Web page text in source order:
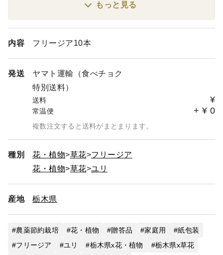
ここ最近、注文していない商品が届いたといった連絡が増
えておりますのでご協力ください。
また、再配達が無いようにお届け先の方に荷物が届く旨を
お伝えください。
（ご不在で運送会社より連絡がくることがあります）
【商品について】
F・F・HIRAIDEではすべてのユリさんを発送前に検品を
し、傷や花折れがないかの確認をしております。ユリさん
は蕾が多いこと、大きいことから輸送中の事故発生がゼロ
ではありません。これはおかしいと感じた際には、上記の
『食べチョク品質保証について』より食べチョク事務局を
通してご連絡をお願いいたします。しっかりとした対応を
させていただきますのでご安心ください。投稿欄での書き
込みでは見落としてしまうこともありますのでご協力お願
いいたします。
【時間指定と着日について】
もっと見る
内容 フリージア10本
発送
ヤマト運輸（食べチョク
特別送料）
送料 ¥
常温便 + ¥ 0
複数注文すると送料がまとまります。
種別 花・植物 草花
フリージア
花・植物
草花 ユリ
産地 栃木県
農薬節約栽培 花・植物 贈答品 家庭用
紙包装
フリージア
ユリ 栃木県x花・植物 栃木県x草花